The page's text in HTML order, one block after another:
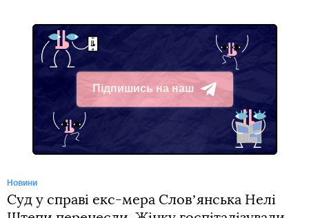
Підпишись на наш
Telegram
Новини
Суд у справі екс-мера Словʼянська Нелі